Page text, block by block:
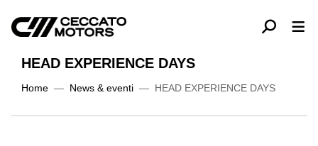
HEAD EXPERIENCE DAYS
Home News & eventi HEAD EXPERIENCE DAYS